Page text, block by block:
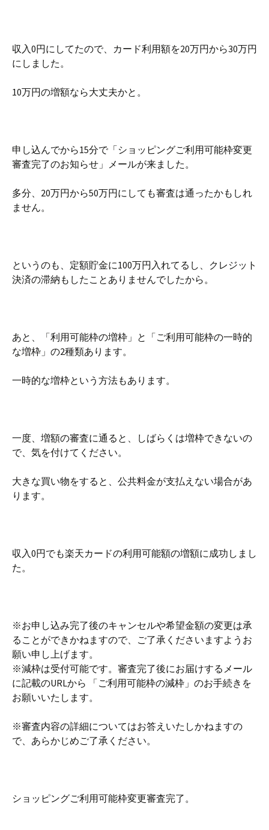
収入0円にしてたので、カード利用額を20万円から30万円
にしました。
10万円の増額なら大丈夫かと。
申し込んでから15分で「ショッピングご利用可能枠変更
審査完了のお知らせ」メールが来ました。
多分、20万円から50万円にしても審査は通ったかもしれ
ません。
というのも、定額貯金に100万円入れてるし、クレジット
決済の滞納もしたことありませんでしたから。
あと、「利用可能枠の増枠」と「ご利用可能枠の一時的
な増枠」の2種類あります。
一時的な増枠という方法もあります。
一度、増額の審査に通ると、しばらくは増枠できないの
で、気を付けてください。
大きな買い物をすると、公共料金が支払えない場合があ
ります。
収入0円でも楽天カードの利用可能額の増額に成功しまし
た。
※お申し込み完了後のキャンセルや希望金額の変更は承
ることができかねますので、ご了承くださいますようお
願い申し上げます。
※減枠は受付可能です。審査完了後にお届けするメール
に記載のURLから 「ご利用可能枠の減枠」のお手続きを
お願いいたします。
※審査内容の詳細についてはお答えいたしかねますの
で、あらかじめご了承ください。
ショッピングご利用可能枠変更審査完了。